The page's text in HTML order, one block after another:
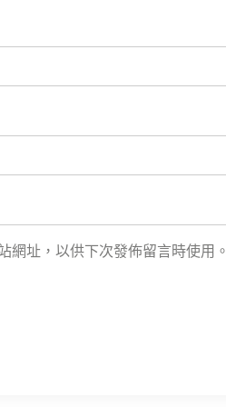
網址，以供下次發佈留言時使用。